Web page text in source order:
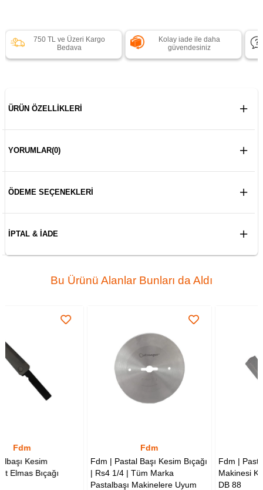
750 TL ve Üzeri Kargo
Bedava
Kolay iade ile daha
güvendesiniz
ÜRÜN ÖZELLIKLERI
YORUMLAR(0)
ÖDEME SEÇENEKLERI
İPTAL & İADE
Bu Ürünü Alanlar Bunları da Aldı
Fdm | Pastal Başı Kesim Bıçağı
| Rs4 1/4 | Tüm Marka
Pastalbaşı Makinelere Uyum
Fdm | Pastalbaşı Kesim
Makinesi Kömürü | CZD-
DB 88